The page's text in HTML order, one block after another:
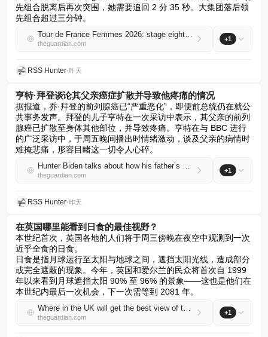
先组合脱离后再次突围，她需要追回 2 分 35 秒。大集团落后领
先组合超过三分钟。
Tour de France Femmes 2026: stage eight heads to Nice on penultimate day – live
theguardian.com
+1
RSS Hunter•昨天
亨特·拜登谈论其父亲癌症扩散并导致他疼痛的情况
据报道，乔·拜登的前列腺癌已“严重恶化”，即便前总统仍在就公
共事务发声。拜登的儿子亨特在一次采访中表示，其父亲的前列
腺癌已扩散至身体其他部位，并导致疼痛。亨特在与 BBC 进行
的广泛采访中，于周五晚间播出时情绪激动，谈及父亲的病情时
难掩悲痛，形容目睹这一切令人心碎。
Hunter Biden talks about how his father’s cancer has spread and is causing him pain
theguardian.com
+1
RSS Hunter•昨天
在英国哪里能看到日食的最佳视野？
本世纪首次，英国各地的人们将于周三傍晚在夜空中观测到一次
近乎全食的日食。
日食是指月球运行至太阳与地球之间，遮挡太阳光线，造成部分
或完全遮蔽的现象。今年，英国和爱尔兰的民众将首次自 1999
年以来看到月球遮挡太阳 90% 至 96% 的景象——这也是他们在
本世纪内最后一次机会，下一次需等到 2081 年。
Where in the UK will get the best view of the solar eclipse?
theguardian.com
+1